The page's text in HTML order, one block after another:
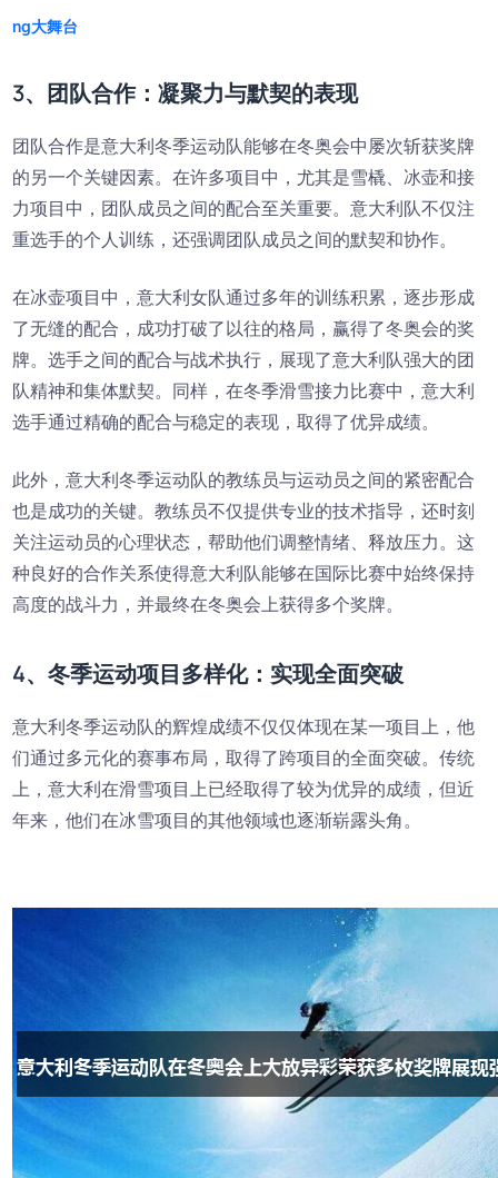
ng大舞台
3、团队合作：凝聚力与默契的表现
团队合作是意大利冬季运动队能够在冬奥会中屡次斩获奖牌
的另一个关键因素。在许多项目中，尤其是雪橇、冰壶和接
力项目中，团队成员之间的配合至关重要。意大利队不仅注
重选手的个人训练，还强调团队成员之间的默契和协作。
在冰壶项目中，意大利女队通过多年的训练积累，逐步形成
了无缝的配合，成功打破了以往的格局，赢得了冬奥会的奖
牌。选手之间的配合与战术执行，展现了意大利队强大的团
队精神和集体默契。同样，在冬季滑雪接力比赛中，意大利
选手通过精确的配合与稳定的表现，取得了优异成绩。
此外，意大利冬季运动队的教练员与运动员之间的紧密配合
也是成功的关键。教练员不仅提供专业的技术指导，还时刻
关注运动员的心理状态，帮助他们调整情绪、释放压力。这
种良好的合作关系使得意大利队能够在国际比赛中始终保持
高度的战斗力，并最终在冬奥会上获得多个奖牌。
4、冬季运动项目多样化：实现全面突破
意大利冬季运动队的辉煌成绩不仅仅体现在某一项目上，他
们通过多元化的赛事布局，取得了跨项目的全面突破。传统
上，意大利在滑雪项目上已经取得了较为优异的成绩，但近
年来，他们在冰雪项目的其他领域也逐渐崭露头角。